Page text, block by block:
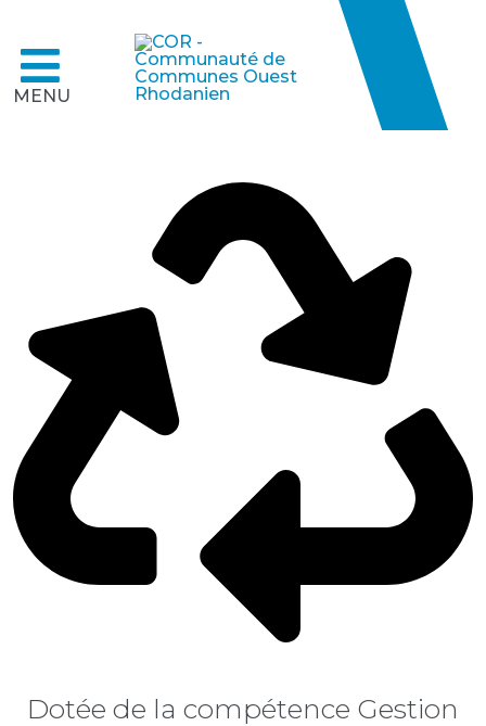
TERRITOIRE ET
COR
MENU
Dotée de la compétence Gestion